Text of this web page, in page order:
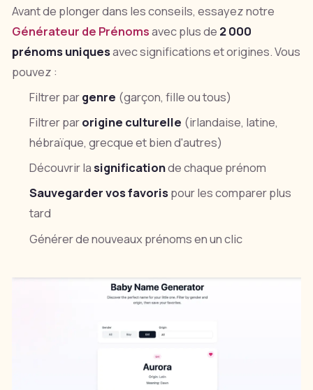
Avant de plonger dans les conseils, essayez notre
Générateur de Prénomsavec plus de 2 000
prénoms uniquesavec significations et origines. Vous
pouvez :
Filtrer pargenre (garçon, fille ou tous)
Filtrer parorigine culturelle (irlandaise, latine,
hébraïque, grecque et bien d'autres)
Découvrir lasignificationde chaque prénom
Sauvegarder vos favorispour les comparer plus
tard
Générer de nouveaux prénoms en un clic